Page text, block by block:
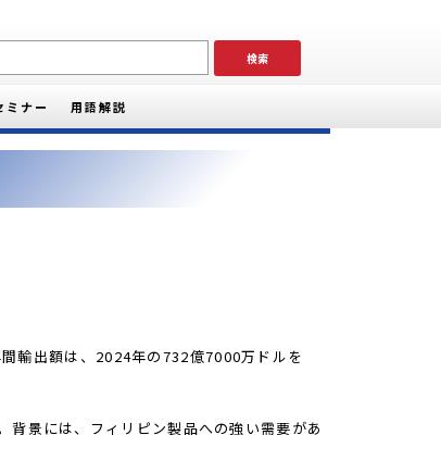
ミナー 用語解説
輸出額は、2024年の732億7000万ドルを
景には、フィリピン製品への強い需要があ